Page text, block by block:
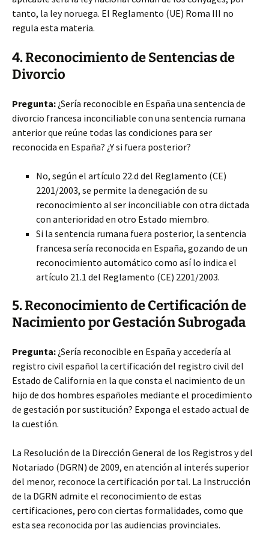
tanto, la ley noruega. El Reglamento (UE) Roma III no
regula esta materia.
4. Reconocimiento de Sentencias de
Divorcio
Pregunta: ¿Sería reconocible en España una sentencia de
divorcio francesa inconciliable con una sentencia rumana
anterior que reúne todas las condiciones para ser
reconocida en España? ¿Y si fuera posterior?
No, según el artículo 22.d del Reglamento (CE)
2201/2003, se permite la denegación de su
reconocimiento al ser inconciliable con otra dictada
con anterioridad en otro Estado miembro.
Si la sentencia rumana fuera posterior, la sentencia
francesa sería reconocida en España, gozando de un
reconocimiento automático como así lo indica el
artículo 21.1 del Reglamento (CE) 2201/2003.
5. Reconocimiento de Certificación de
Nacimiento por Gestación Subrogada
Pregunta: ¿Sería reconocible en España y accedería al
registro civil español la certificación del registro civil del
Estado de California en la que consta el nacimiento de un
hijo de dos hombres españoles mediante el procedimiento
de gestación por sustitución? Exponga el estado actual de
la cuestión.
La Resolución de la Dirección General de los Registros y del
Notariado (DGRN) de 2009, en atención al interés superior
del menor, reconoce la certificación por tal. La Instrucción
de la DGRN admite el reconocimiento de estas
certificaciones, pero con ciertas formalidades, como que
esta sea reconocida por las audiencias provinciales.